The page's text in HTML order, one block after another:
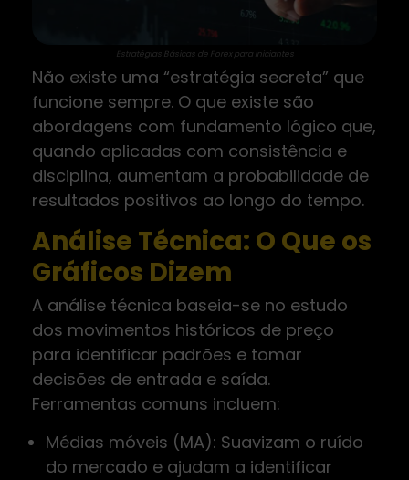
Estratégias Básicas de Forex para Iniciantes
Não existe uma “estratégia secreta” que
funcione sempre. O que existe são
abordagens com fundamento lógico que,
quando aplicadas com consistência e
disciplina, aumentam a probabilidade de
resultados positivos ao longo do tempo.
Análise Técnica: O Que os
Gráficos Dizem
A análise técnica baseia-se no estudo
dos movimentos históricos de preço
para identificar padrões e tomar
decisões de entrada e saída.
Ferramentas comuns incluem:
Médias móveis (MA): Suavizam o ruído
do mercado e ajudam a identificar